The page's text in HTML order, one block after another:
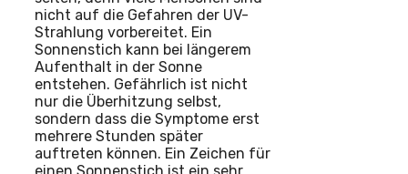
nicht auf die Gefahren der UV-
Strahlung vorbereitet. Ein
Sonnenstich kann bei längerem
Aufenthalt in der Sonne
entstehen. Gefährlich ist nicht
nur die Überhitzung selbst,
sondern dass die Symptome erst
mehrere Stunden später
auftreten können. Ein Zeichen für
einen Sonnenstich ist ein sehr